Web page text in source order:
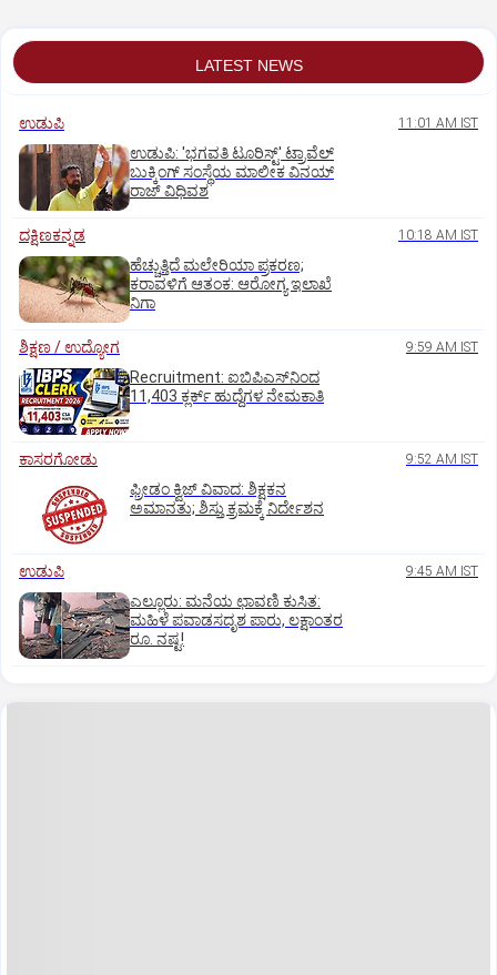
LATEST NEWS
ಉಡುಪಿ 11:01 AM IST
ಉಡುಪಿ: 'ಭಗವತಿ ಟೂರಿಸ್ಟ್' ಟ್ರಾವೆಲ್
ಬುಕ್ಕಿಂಗ್ ಸಂಸ್ಥೆಯ ಮಾಲೀಕ ವಿನಯ್
ರಾಜ್ ವಿಧಿವಶ
ದಕ್ಷಿಣಕನ್ನಡ 10:18 AM IST
ಹೆಚ್ಚುತ್ತಿದೆ ಮಲೇರಿಯಾ ಪ್ರಕರಣ;
ಕರಾವಳಿಗೆ ಆತಂಕ: ಆರೋಗ್ಯ ಇಲಾಖೆ
ನಿಗಾ
ಶಿಕ್ಷಣ / ಉದ್ಯೋಗ 9:59 AM IST
Recruitment: ಐಬಿಪಿಎಸ್‌ನಿಂದ
11,403 ಕ್ಲರ್ಕ್‌ ಹುದ್ದೆಗಳ ನೇಮಕಾತಿ
ಕಾಸರಗೋಡು 9:52 AM IST
ಫ್ರೀಡಂ ಕ್ವಿಜ್‌ ವಿವಾದ: ಶಿಕ್ಷಕನ
ಅಮಾನತು; ಶಿಸ್ತು ಕ್ರಮಕ್ಕೆ ನಿರ್ದೇಶನ
ಉಡುಪಿ 9:45 AM IST
ಎಲ್ಲೂರು: ಮನೆಯ ಛಾವಣಿ ಕುಸಿತ:
ಮಹಿಳೆ ಪವಾಡಸದೃಶ ಪಾರು, ಲಕ್ಷಾಂತರ
ರೂ. ನಷ್ಟ!